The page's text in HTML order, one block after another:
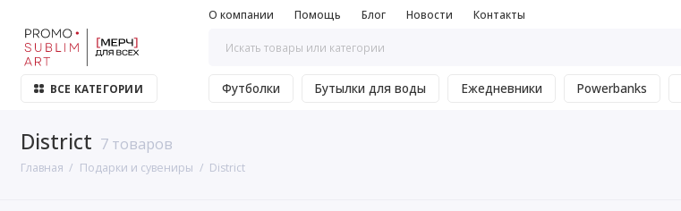
О компании Помощь Блог Новости Контакты
ВСЕ КАТЕГОРИИ Футболки Бутылки для воды Ежедневники Powerbanks
District 7 товаров
Главная Подарки и сувениры District